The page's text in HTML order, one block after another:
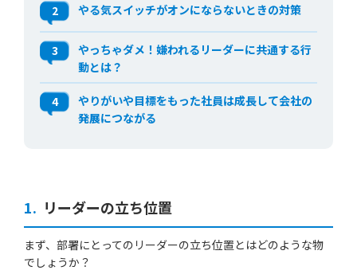
2 やる気スイッチがオンにならないときの対策
3
やっちゃダメ！嫌われるリーダーに共通する行
動とは？
4
やりがいや目標をもった社員は成長して会社の
発展につながる
1. リーダーの立ち位置
まず、部署にとってのリーダーの立ち位置とはどのような物
でしょうか？